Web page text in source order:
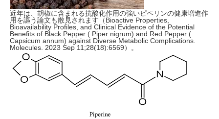
近年は、胡椒に含まれる抗酸化作用の強いピペリンの健康増進作
用を謳う論文も散見されます（Bioactive Properties,
Bioavailability Profiles, and Clinical Evidence of the Potential
Benefits of Black Pepper ( Piper nigrum) and Red Pepper (
Capsicum annum) against Diverse Metabolic Complications.
Molecules. 2023 Sep 11;28(18):6569）。